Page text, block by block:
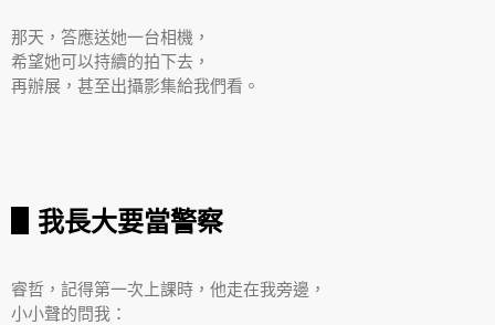
那天，答應送她一台相機，
希望她可以持續的拍下去，
再辦展，甚至出攝影集給我們看。
▋我長大要當警察
睿哲，記得第一次上課時，他走在我旁邊，
小小聲的問我：